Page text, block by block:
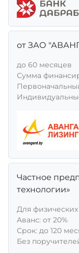
от ЗАО
до 60 месяцев
Сумма
Частное
технологии»
Для
Aванс: от 20%
Срок: до 120
Без